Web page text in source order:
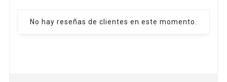
No hay reseñas de clientes en este momento.